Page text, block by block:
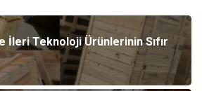
İleri Teknoloji Ürünlerinin Sıfır